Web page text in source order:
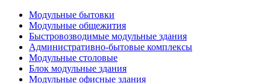
Модульные бытовки
Модульные общежития
Быстровозводимые модульные здания
Административно-бытовые комплексы
Модульные столовые
Блок модульные здания
Модульные офисные здания